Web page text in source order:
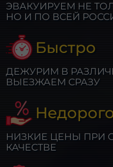
ЭВАКУИРУЕМ НЕ
НО И ПО ВСЕЙ
Быстро
ДЕЖУРИМ В
ВЫЕЗЖАЕМ СРАЗУ
НИЗКИЕ ЦЕНЫ ПРИ
КАЧЕСТВЕ